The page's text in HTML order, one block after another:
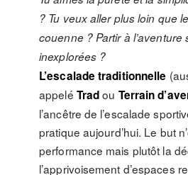
? Tu veux aller plus loin que
couenne ? Partir à
inexplorées ?
L’escalade traditionnelle
appelé Tradou Terrain
l’ancêtre de l’escalade
pratique aujourd’hui. Le but
performance mais plutôt la
l’apprivoisement d’espaces